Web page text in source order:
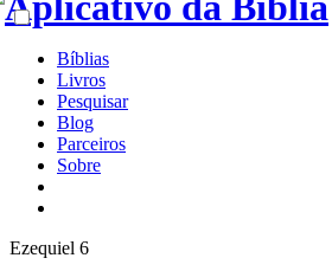
Bíblias
Livros
Pesquisar
Blog
Parceiros
Sobre
Ezequiel 6